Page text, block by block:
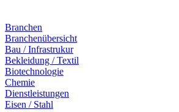
Branchen
Branchenübersicht
Bau / Infrastrukur
Bekleidung / Textil
Biotechnologie
Chemie
Dienstleistungen
Eisen / Stahl